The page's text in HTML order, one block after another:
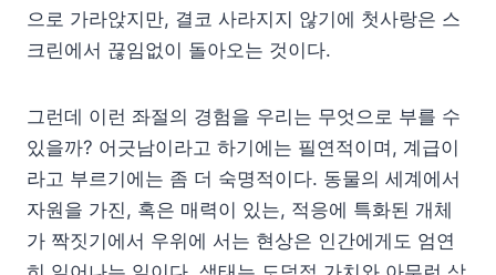
으로 가라앉지만, 결코 사라지지 않기에 첫사랑은 스
크린에서 끊임없이 돌아오는 것이다.
그런데 이런 좌절의 경험을 우리는 무엇으로 부를 수
있을까? 어긋남이라고 하기에는 필연적이며, 계급이
라고 부르기에는 좀 더 숙명적이다. 동물의 세계에서
자원을 가진, 혹은 매력이 있는, 적응에 특화된 개체
가 짝짓기에서 우위에 서는 현상은 인간에게도 엄연